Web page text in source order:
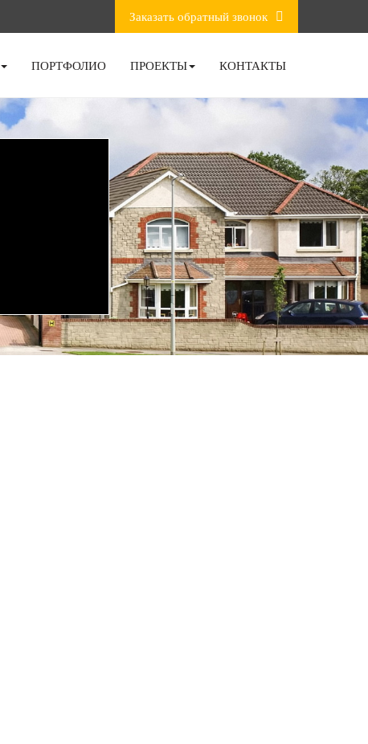
Заказать обратный звонок
ПОРТФОЛИО ПРОЕКТЫ КОНТАКТЫ